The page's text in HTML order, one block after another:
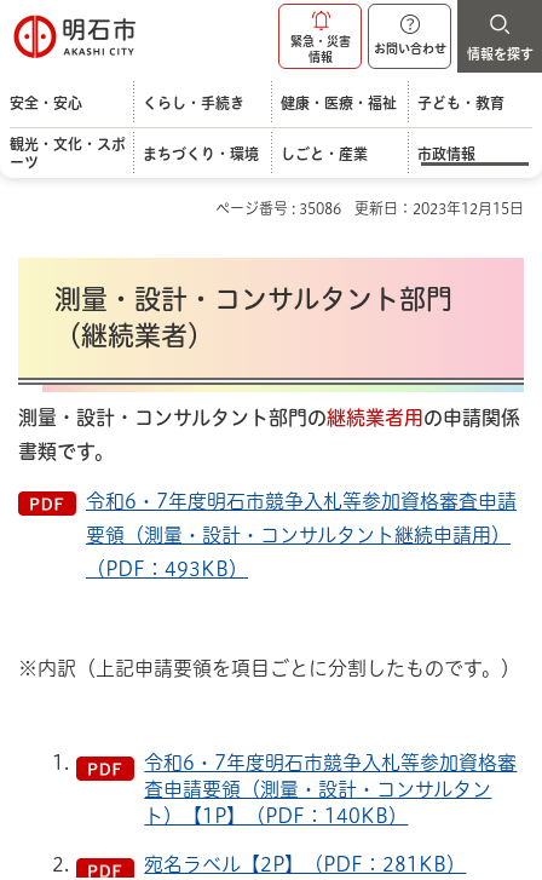
明石市
緊急・災害
情報
お問い合わせ 情報を探す
安全・安心 くらし・手続き 健康・医療・福祉 子ども・教育
観光・文化・スポ
ーツ
まちづくり・環境 しごと・産業 市政情報
ページ番号 : 35086 更新日：2023年12月15日
測量・設計・コンサルタント部門
（継続業者）
測量・設計・コンサルタント部門の継続業者用 の申請関係
書類です。
令和6・7年度明石市競争入札等参加資格審査申請
要領（測量・設計・コンサルタント継続申請用）
（PDF：493KB）
※内訳（上記申請要領を項目ごとに分割したものです。）
令和6・7年度明石市競争入札等参加資格審
査申請要領（測量・設計・コンサルタン
ト）【1P】（PDF：140KB）
宛名ラベル【2P】（PDF：281KB）